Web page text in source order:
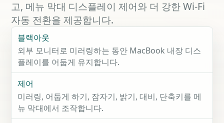
고, 메뉴 막대 디스플레이 제어와 더 강한 Wi-Fi
자동 전환을 제공합니다.
블랙아웃
외부 모니터로 미러링하는 동안 MacBook 내장 디스
플레이를 어둡게 유지합니다.
제어
미러링, 어둡게 하기, 잠자기, 밝기, 대비, 단축키를 메
뉴 막대에서 조작합니다.